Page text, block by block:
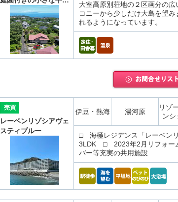
大室高原別荘地の２区画分の
コニーから少しだけ大島を望
れるようになっています。
売買
レーベンリゾシアヴェ
スティブルー
伊豆・熱海 湯河原
リゾ
ンシ
□ 海極レジデンス「レーベン
3LDK □ 2023年2月リフォー
バー等充実の共用施設